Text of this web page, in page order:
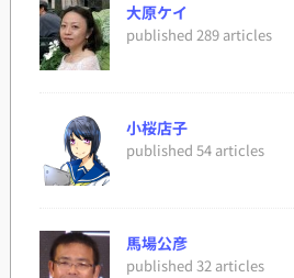
大原ケイ
published 289 articles
小桜店子
published 54 articles
馬場公彦
published 32 articles